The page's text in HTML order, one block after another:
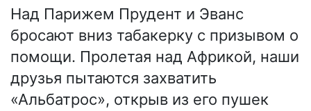
Над Парижем Прудент и Эванс
бросают вниз табакерку с призывом о
помощи. Пролетая над Африкой, наши
друзья пытаются захватить
«Альбатрос», открыв из его пушек